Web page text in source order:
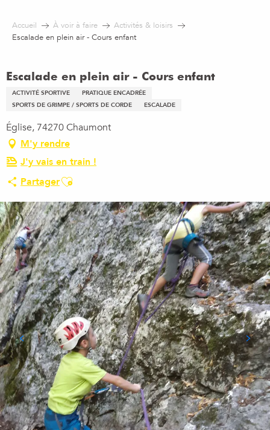
contenu
Accueil À voir à faire
Activités & loisirs
Escalade en plein air - Cours enfant
Escalade en plein air - Cours enfant
ACTIVITÉ SPORTIVE
PRATIQUE ENCADRÉE
SPORTS DE GRIMPE / SPORTS DE CORDE
ESCALADE
Église, 74270 Chaumont
M'y rendre
J'y vais en train !
PartagerAjouter aux favoris